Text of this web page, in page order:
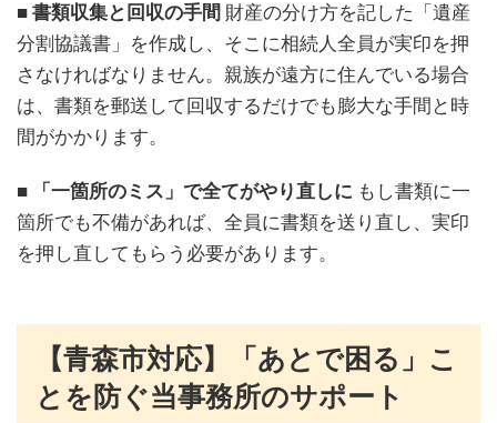
■ 書類収集と回収の手間 財産の分け方を記した「遺産
分割協議書」を作成し、そこに相続人全員が実印を押
さなければなりません。親族が遠方に住んでいる場合
は、書類を郵送して回収するだけでも膨大な手間と時
間がかかります。
■ 「一箇所のミス」で全てがやり直しに もし書類に一
箇所でも不備があれば、全員に書類を送り直し、実印
を押し直してもらう必要があります。
【青森市対応】「あとで困る」こ
とを防ぐ当事務所のサポート